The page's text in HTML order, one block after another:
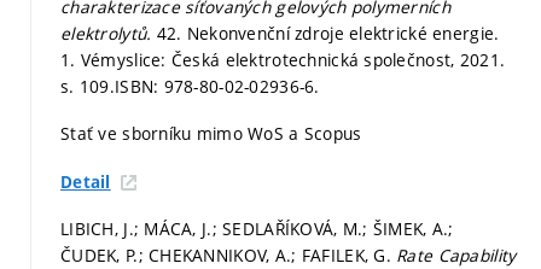
charakterizace síťovaných gelových polymerních
elektrolytů. 42. Nekonvenční zdroje elektrické energie.
1. Vémyslice: Česká elektrotechnická společnost, 2021.
s. 109.ISBN: 978-80-02-02936-6.
Stať ve sborníku mimo WoS a Scopus
Detail
LIBICH, J.; MÁCA, J.; SEDLAŘÍKOVÁ, M.; ŠIMEK, A.;
ČUDEK, P.; CHEKANNIKOV, A.; FAFILEK, G. Rate Capability